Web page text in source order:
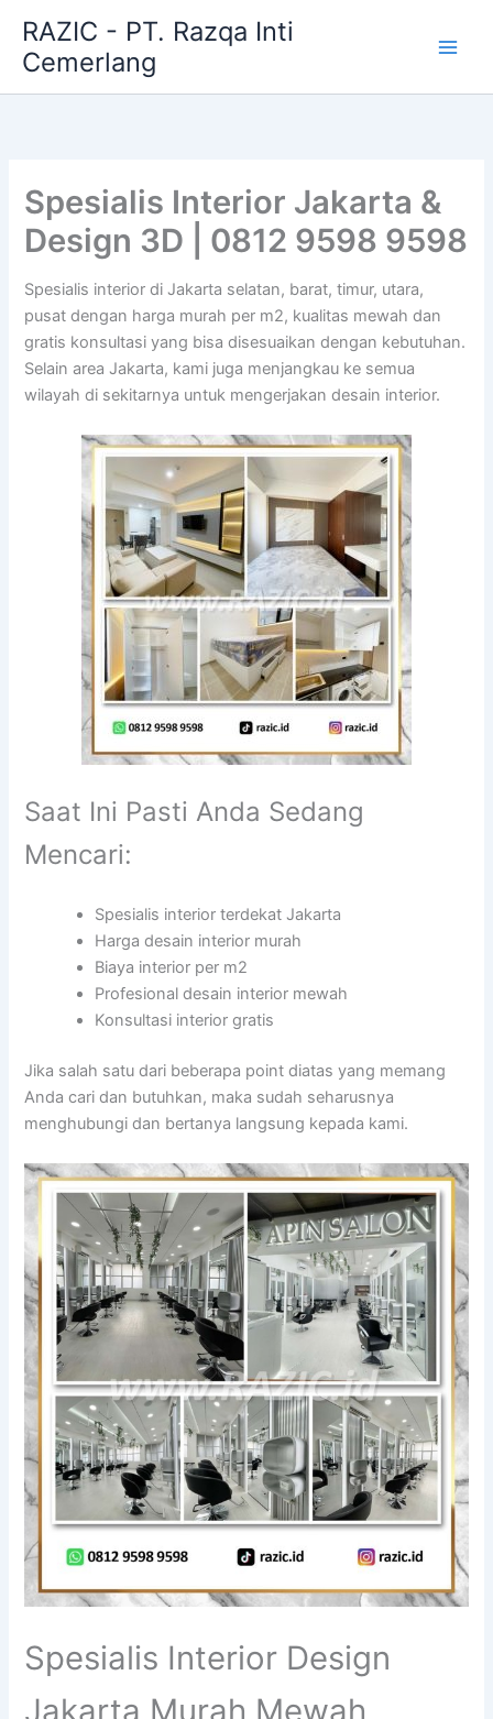
content
RAZIC - PT. Razqa Inti
Cemerlang
Spesialis Interior Jakarta &
Design 3D | 0812 9598 9598
Spesialis interior di Jakarta selatan, barat, timur, utara,
pusat dengan harga murah per m2, kualitas mewah dan
gratis konsultasi yang bisa disesuaikan dengan kebutuhan.
Selain area Jakarta, kami juga menjangkau ke semua
wilayah di sekitarnya untuk mengerjakan desain interior.
Saat Ini Pasti Anda Sedang
Mencari:
Spesialis interior terdekat Jakarta
Harga desain interior murah
Biaya interior per m2
Profesional desain interior mewah
Konsultasi interior gratis
Jika salah satu dari beberapa point diatas yang memang
Anda cari dan butuhkan, maka sudah seharusnya
menghubungi dan bertanya langsung kepada kami.
Spesialis Interior Design
Jakarta Murah Mewah